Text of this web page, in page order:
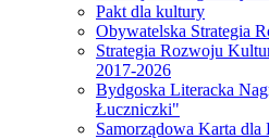
Pakt dla kultury
Obywatelska Strategia
Strategia Rozwoju
2017-2026
Bydgoska Literacka
Łuczniczki"
Samorządowa Karta